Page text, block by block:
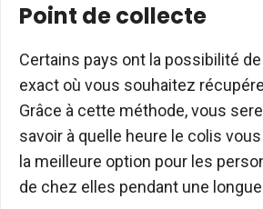
Point de collecte
Certains pays ont la possibilité
exact où vous souhaitez
Grâce à cette méthode, vous
savoir à quelle heure le colis vous
la meilleure option pour les
de chez elles pendant une